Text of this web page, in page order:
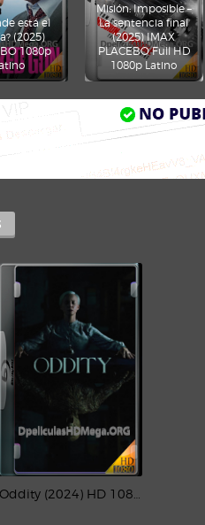
está el
(2025)
1080p
Misión: Imposible –
La sentencia final
(2025) IMAX
PLACEBO Full HD
1080p Latino
Oddity (2024) HD 1080p Latino